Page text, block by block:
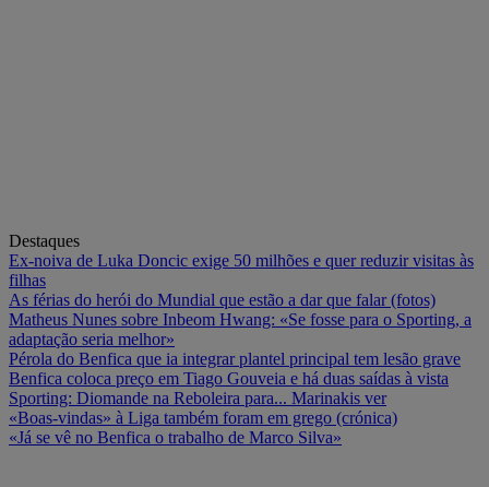
Destaques
Ex-noiva de Luka Doncic exige 50 milhões e quer reduzir visitas às
filhas
As férias do herói do Mundial que estão a dar que falar (fotos)
Matheus Nunes sobre Inbeom Hwang: «Se fosse para o Sporting, a
adaptação seria melhor»
Pérola do Benfica que ia integrar plantel principal tem lesão grave
Benfica coloca preço em Tiago Gouveia e há duas saídas à vista
Sporting: Diomande na Reboleira para... Marinakis ver
«Boas-vindas» à Liga também foram em grego (crónica)
«Já se vê no Benfica o trabalho de Marco Silva»